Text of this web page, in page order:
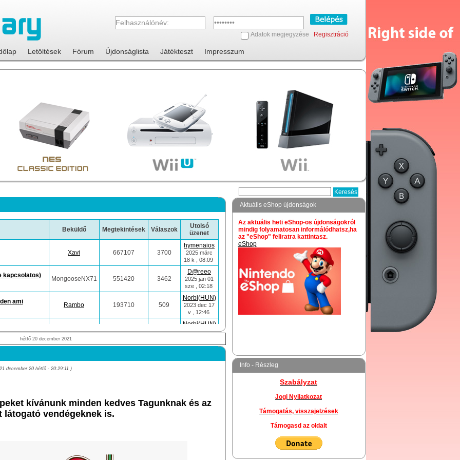
Adatok megjegyzése Regisztráció
Letöltések Fórum Újdonságlista Játékteszt Impresszum
Beküldő Megtekintések Válaszok
Utolsó
üzenet
Xavi 667107 3700
hymenaios
2025 márc
18 k , 08:09
kapcsolatos) MongooseNX71 551420 3462
D@reeo
2025 jan 01
sze , 02:18
ami
Rambo 193710 509
Norbi(HUN)
2023 dec 17
v , 12:46
ek!) Norbi(HUN) 62623 5
Norbi(HUN)
2023 jan 29 v
játékok Norbi(HUN)
Norbi(HUN)
hétfő 20 december 2021
december 20 hétfő - 20:29:11 )
kívánunk minden kedves Tagunknak és az
látogató vendégeknek is.
Aktuális eShop újdonságok
Az aktuális heti eShop-os újdonságokról
mindig folyamatosan informálódhatsz,ha
az "eShop" feliratra kattintasz.
eShop
Info - Részleg
Szabályzat
Jogi Nyilatkozat
Támogatás, visszajelzések
Támogasd az oldalt